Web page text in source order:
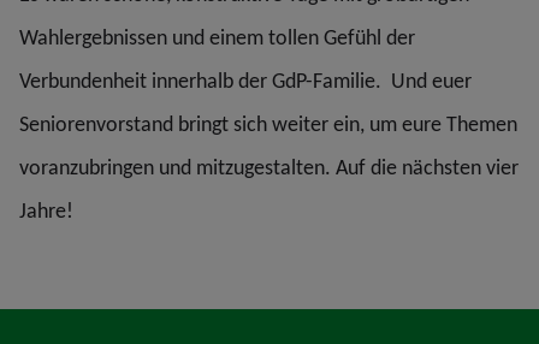
Wahlergebnissen und einem tollen Gefühl der
Verbundenheit innerhalb der GdP-Familie. Und euer
Seniorenvorstand bringt sich weiter ein, um eure Themen
voranzubringen und mitzugestalten. Auf die nächsten vier
Jahre!